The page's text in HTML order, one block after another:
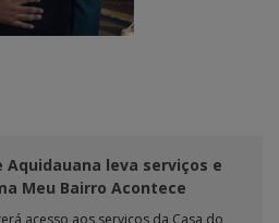
Aquidauana leva serviços e
Meu Bairro Acontece
acesso aos serviços da Casa do